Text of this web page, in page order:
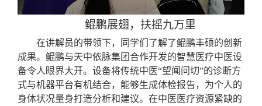
鲲鹏展翅，扶摇九万里
在讲解员的带领下，同学们了解了鲲鹏丰硕的创新
成果。鲲鹏与天中依脉集团合作开发的智慧医疗中医设
备令人眼界大开。设备将传统中医“望闻问切”的诊断方
式与机器平台有机结合， 能够生成体检报告，为个人的
身体状况量身打造分析和建议。在中医医疗资源紧缺的